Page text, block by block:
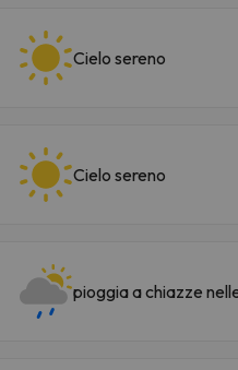
Cielo sereno
Cielo sereno
pioggia a chiazze